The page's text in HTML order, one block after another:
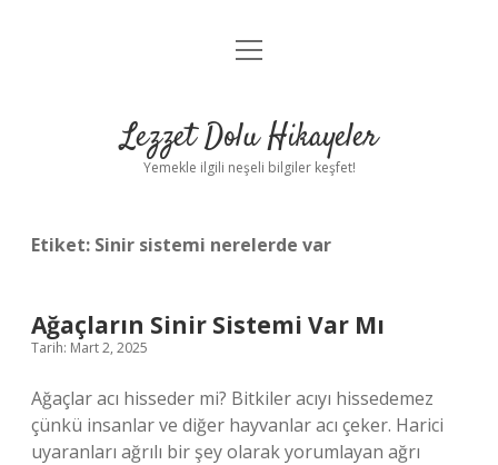
Anasayfa
Yasal Uyarı
menüyü
Lezzet Dolu Hikayeler
Yemekle ilgili neşeli bilgiler keşfet!
Etiket: Sinir sistemi nerelerde var
Ağaçların Sinir Sistemi Var Mı
Tarih: Mart 2, 2025
Ağaçlar acı hisseder mi? Bitkiler acıyı hissedemez
çünkü insanlar ve diğer hayvanlar acı çeker. Harici
uyaranları ağrılı bir şey olarak yorumlayan ağrı